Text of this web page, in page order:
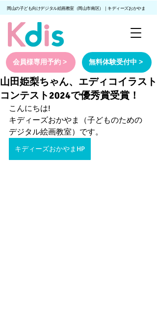
岡山の子ども向けデジタル絵画教室（岡山市南区）｜キディーズおかやま
会員様専用予約 > 無料体験受付中 >
山田姫梨ちゃん、エディコイラスト
コンテスト2024で優秀賞受賞！
こんにちは!
キディーズおかやま（子どものための
デジタル絵画教室）です。
キディーズおかやまHP